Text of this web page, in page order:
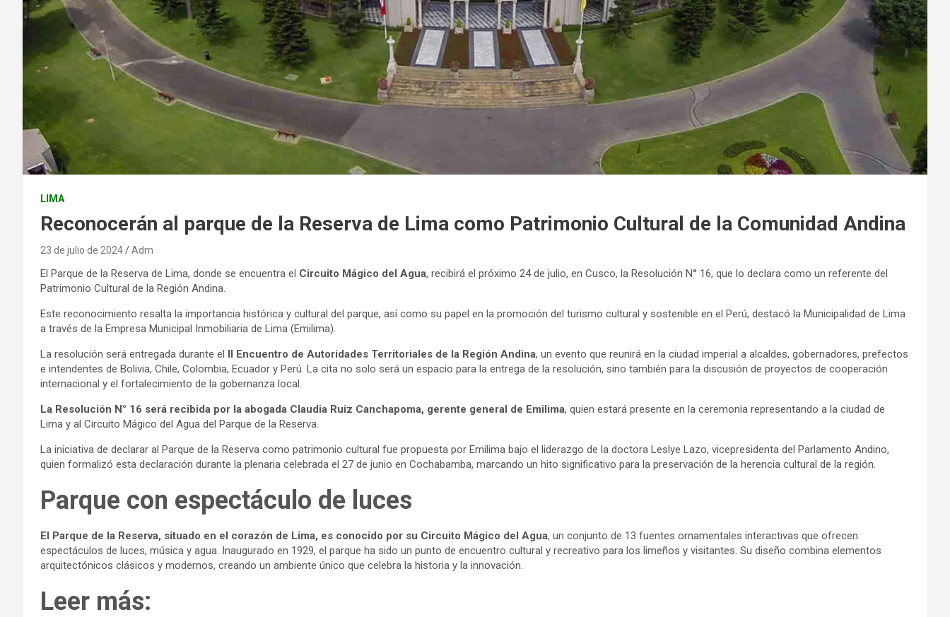
LIMA
Reconocerán al parque de la Reserva de Lima como Patrimonio Cultural de la Comunidad Andina
23 de julio de 2024 Adm
El Parque de la Reserva de Lima, donde se encuentra el Circuito Mágico del Agua, recibirá el próximo 24 de julio, en Cusco, la Resolución N° 16, que lo declara como un referente del
Patrimonio Cultural de la Región Andina.
Este reconocimiento resalta la importancia histórica y cultural del parque, así como su papel en la promoción del turismo cultural y sostenible en el Perú, destacó la Municipalidad de Lima
a través de la Empresa Municipal Inmobiliaria de Lima (Emilima).
La resolución será entregada durante el II Encuentro de Autoridades Territoriales de la Región Andina, un evento que reunirá en la ciudad imperial a alcaldes, gobernadores, prefectos
e intendentes de Bolivia, Chile, Colombia, Ecuador y Perú. La cita no solo será un espacio para la entrega de la resolución, sino también para la discusión de proyectos de cooperación
internacional y el fortalecimiento de la gobernanza local.
La Resolución N° 16 será recibida por la abogada Claudia Ruiz Canchapoma, gerente general de Emilima, quien estará presente en la ceremonia representando a la ciudad de
Lima y al Circuito Mágico del Agua del Parque de la Reserva.
La iniciativa de declarar al Parque de la Reserva como patrimonio cultural fue propuesta por Emilima bajo el liderazgo de la doctora Leslye Lazo, vicepresidenta del Parlamento Andino,
quien formalizó esta declaración durante la plenaria celebrada el 27 de junio en Cochabamba, marcando un hito significativo para la preservación de la herencia cultural de la región.
Parque con espectáculo de luces
El Parque de la Reserva, situado en el corazón de Lima, es conocido por su Circuito Mágico del Agua, un conjunto de 13 fuentes ornamentales interactivas que ofrecen
espectáculos de luces, música y agua. Inaugurado en 1929, el parque ha sido un punto de encuentro cultural y recreativo para los limeños y visitantes. Su diseño combina elementos
arquitectónicos clásicos y modernos, creando un ambiente único que celebra la historia y la innovación.
Leer más: